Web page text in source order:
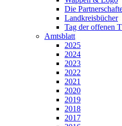
Die
Landkreisbücher
Tag der offenen
Amtsblatt
2025
2024
2023
2022
2021
2020
2019
2018
2017